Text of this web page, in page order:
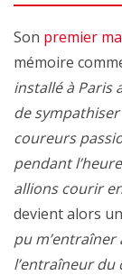
Son premier
mémoire
installé à Paris
de
coureurs
pendant
allions courir
devient alors
pu
l’entraîneur du